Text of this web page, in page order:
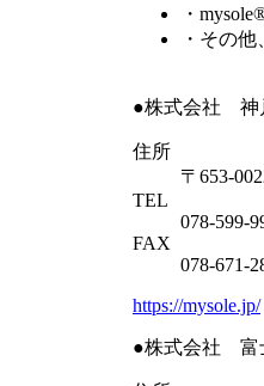
・
・その
●株式会社 神
住所
〒653-
TEL
078-599-
FAX
078-671-
https://mysole.jp/
●株式会社 富